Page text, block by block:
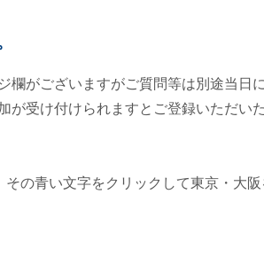
がございますがご質問等は別途当日
受け付けられますとご登録いただい
の青い文字をクリックして東京・大